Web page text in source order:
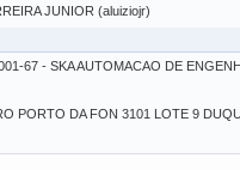
JUNIOR (aluiziojr)
67 - SKA AUTOMACAO DE
PORTO DA FON 3101 LOTE 9